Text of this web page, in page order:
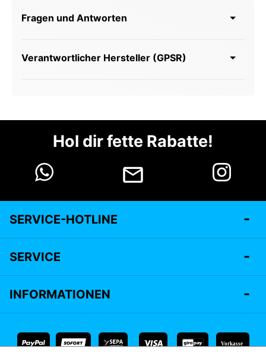
Fragen und Antworten
Verantwortlicher Hersteller (GPSR)
Hol dir fette Rabatte!
SERVICE-HOTLINE
SERVICE
INFORMATIONEN
Vorkasse